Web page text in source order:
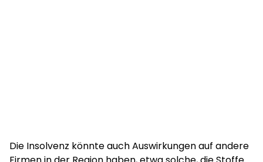
Die Insolvenz könnte auch Auswirkungen auf andere